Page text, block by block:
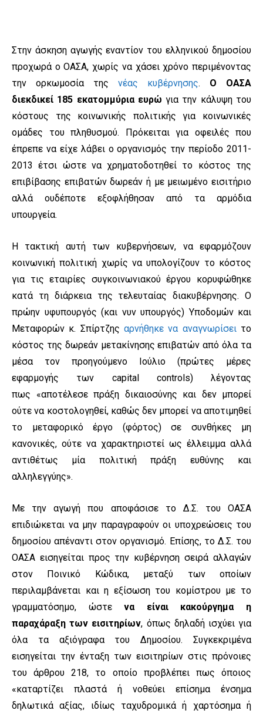
Στην άσκηση αγωγής εναντίον του ελληνικού δημοσίου
προχωρά ο ΟΑΣΑ, χωρίς να χάσει χρόνο περιμένοντας
την ορκωμοσία της νέας κυβέρνησης. Ο ΟΑΣΑ
διεκδικεί 185 εκατομμύρια ευρώ για την κάλυψη του
κόστους της κοινωνικής πολιτικής για κοινωνικές
ομάδες του πληθυσμού. Πρόκειται για οφειλές που
έπρεπε να είχε λάβει ο οργανισμός την περίοδο 2011-
2013 έτσι ώστε να χρηματοδοτηθεί το κόστος της
επιβίβασης επιβατών δωρεάν ή με μειωμένο εισιτήριο
αλλά ουδέποτε εξοφλήθησαν από τα αρμόδια
υπουργεία.
Η τακτική αυτή των κυβερνήσεων, να εφαρμόζουν
κοινωνική πολιτική χωρίς να υπολογίζουν το κόστος
για τις εταιρίες συγκοινωνιακού έργου κορυφώθηκε
κατά τη διάρκεια της τελευταίας διακυβέρνησης. Ο
πρώην υφυπουργός (και νυν υπουργός) Υποδομών και
Μεταφορών κ. Σπίρτζης αρνήθηκε να αναγνωρίσειτο
κόστος της δωρεάν μετακίνησης επιβατών από όλα τα
μέσα τον προηγούμενο Ιούλιο (πρώτες μέρες
εφαρμογής των capital controls) λέγοντας
πως «αποτέλεσε πράξη δικαιοσύνης και δεν μπορεί
ούτε να κοστολογηθεί, καθώς δεν μπορεί να αποτιμηθεί
το μεταφορικό έργο (φόρτος) σε συνθήκες μη
κανονικές, ούτε να χαρακτηριστεί ως έλλειμμα αλλά
αντιθέτως μία πολιτική πράξη ευθύνης και
αλληλεγγύης».
Με την αγωγή που αποφάσισε το Δ.Σ. του ΟΑΣΑ
επιδιώκεται να μην παραγραφούν οι υποχρεώσεις του
δημοσίου απέναντι στον οργανισμό. Επίσης, το Δ.Σ. του
ΟΑΣΑ εισηγείται προς την κυβέρνηση σειρά αλλαγών
στον Ποινικό Κώδικα, μεταξύ των οποίων
περιλαμβάνεται και η εξίσωση του κομίστρου με το
γραμματόσημο, ώστενα είναι κακούργημα η
παραχάραξη των εισιτηρίων, όπως δηλαδή ισχύει για
όλα τα αξιόγραφα του Δημοσίου. Συγκεκριμένα
εισηγείται την ένταξη των εισιτηρίων στις πρόνοιες
του άρθρου 218, το οποίο προβλέπει πως όποιος
«καταρτίζει πλαστά ή νοθεύει επίσημα ένσημα
δηλωτικά αξίας, ιδίως ταχυδρομικά ή χαρτόσημα ή